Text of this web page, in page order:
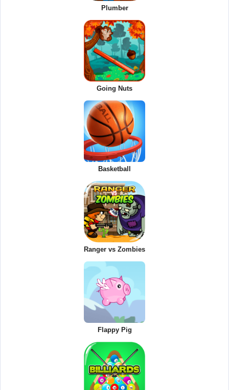
Plumber
Going Nuts
Basketball
Ranger vs Zombies
Flappy Pig